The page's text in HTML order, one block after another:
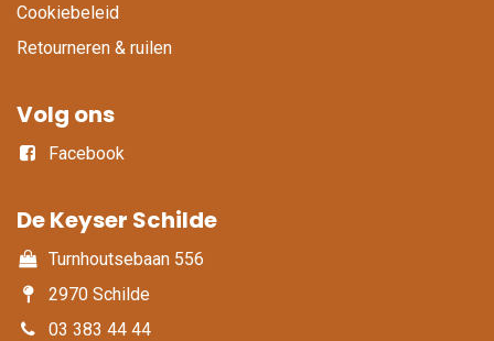
Cookiebeleid
Retourneren & ruilen
Volg ons
Facebook
De Keyser Schilde
Turnhoutsebaan 556
2970 Schilde
03 383 44 44